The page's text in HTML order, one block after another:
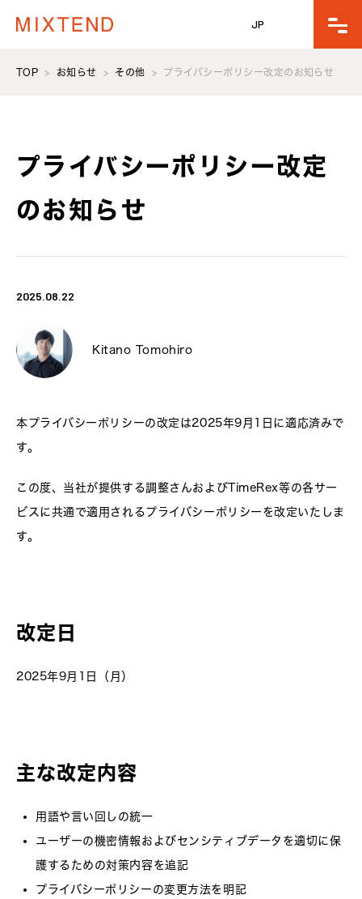
JP
TOP お知らせ その他 プライバシーポリシー改定のお知らせ
プライバシーポリシー改定
のお知らせ
2025.08.22
Kitano Tomohiro
本プライバシーポリシーの改定は2025年9月1日に適応済みで
す。
この度、当社が提供する調整さんおよびTimeRex等の各サー
ビスに共通で適用されるプライバシーポリシーを改定いたしま
す。
改定日
2025年9月1日（月）
主な改定内容
用語や言い回しの統一
ユーザーの機密情報およびセンシティブデータを適切に保
護するための対策内容を追記
プライバシーポリシーの変更方法を明記